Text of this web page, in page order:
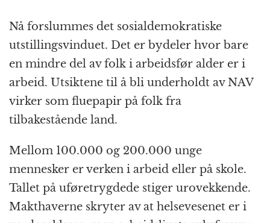
Nå forslummes det sosialdemokratiske
utstillingsvinduet. Det er bydeler hvor bare
en mindre del av folk i arbeidsfør alder er i
arbeid. Utsiktene til å bli underholdt av NAV
virker som fluepapir på folk fra
tilbakestående land.
Mellom 100.000 og 200.000 unge
mennesker er verken i arbeid eller på skole.
Tallet på uføretrygdede stiger urovekkende.
Makthaverne skryter av at helsevesenet er i